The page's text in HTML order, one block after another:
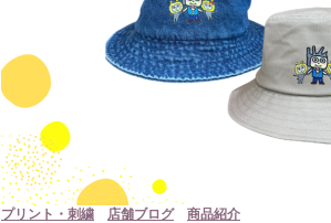
プリント・刺繍 店舗ブログ 商品紹介